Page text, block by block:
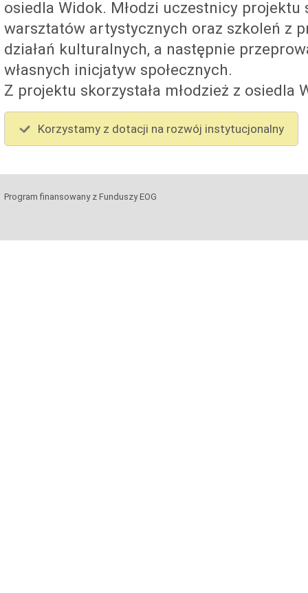
osiedla Widok. Młodzi uczestnicy
warsztatów artystycznych oraz szkoleń z
działań kulturalnych, a następnie
własnych inicjatyw społecznych.
Z projektu skorzystała młodzież z osiedla
Korzystamy z dotacji na rozwój instytucjonalny
Program finansowany z Funduszy EOG